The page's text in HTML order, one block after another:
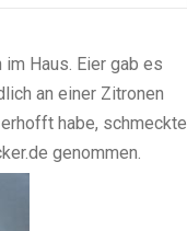
Haus. Eier gab es
an einer Zitronen
habe, schmeckte
genommen.